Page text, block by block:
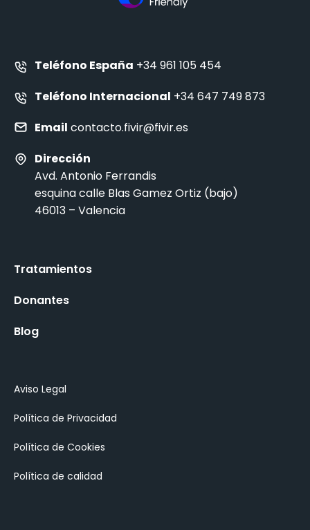
Teléfono España +34 961 105 454
Teléfono Internacional +34 647 749 873
Email contacto.fivir@fivir.es
Dirección
Avd. Antonio Ferrandis
esquina calle Blas Gamez Ortiz (bajo)
46013 – Valencia
Tratamientos
Donantes
Blog
Aviso Legal
Política de Privacidad
Política de Cookies
Política de calidad